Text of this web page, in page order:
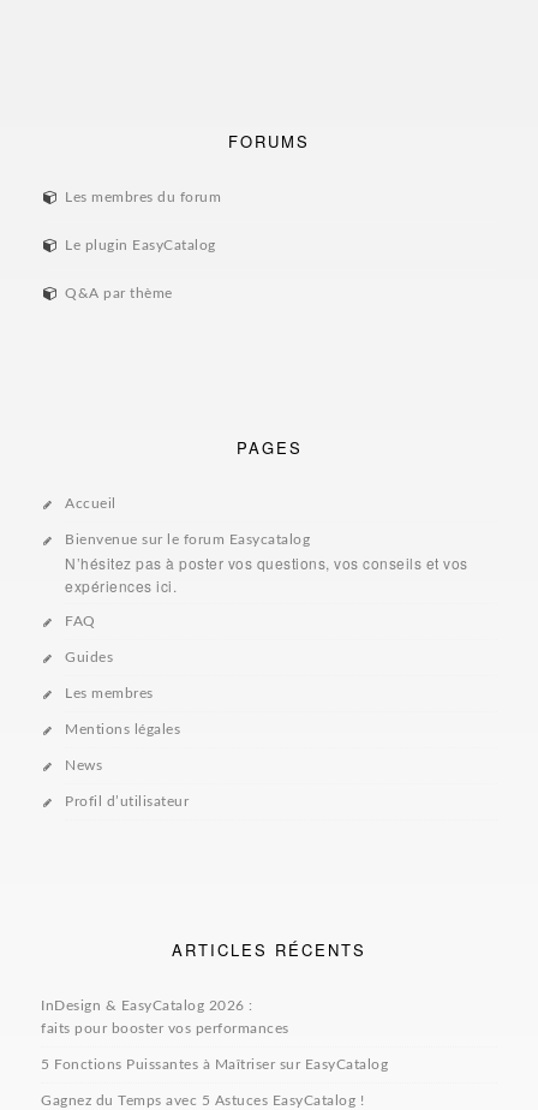
FORUMS
Les membres du forum
Le plugin EasyCatalog
Q&A par thème
PAGES
Accueil
Bienvenue sur le forum Easycatalog
N’hésitez pas à poster vos questions, vos conseils et vos
expériences ici.
FAQ
Guides
Les membres
Mentions légales
News
Profil d’utilisateur
ARTICLES RÉCENTS
InDesign & EasyCatalog 2026 :
faits pour booster vos performances
5 Fonctions Puissantes à Maîtriser sur EasyCatalog
Gagnez du Temps avec 5 Astuces EasyCatalog !